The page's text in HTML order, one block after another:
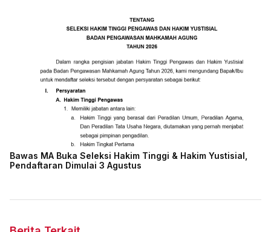
Bawas MA Buka Seleksi Hakim Tinggi & Hakim Yustisial,
Pendaftaran Dimulai 3 Agustus